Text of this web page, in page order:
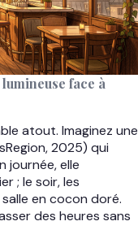
face à
atout. Imaginez une
2025) qui
journée, elle
; le soir, les
en cocon doré.
des heures sans